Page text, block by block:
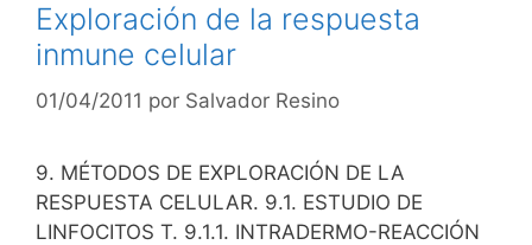
Exploración de la respuesta
inmune celular
01/04/2011 por Salvador Resino
9. MÉTODOS DE EXPLORACIÓN DE LA
RESPUESTA CELULAR. 9.1. ESTUDIO DE
LINFOCITOS T. 9.1.1. INTRADERMO-REACCIÓN